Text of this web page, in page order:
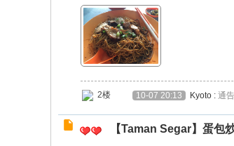
2楼 10-07 20:13 Kyoto : 通
【Taman Segar】蛋包